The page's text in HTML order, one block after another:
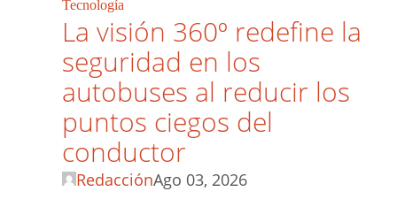
Tecnología
La visión 360º redefine la
seguridad en los
autobuses al reducir los
puntos ciegos del
conductor
RedacciónAgo 03, 2026